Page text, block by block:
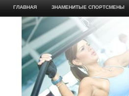
ГЛАВНАЯ ЗНАМЕНИТЫЕ СПОРТСМЕНЫ